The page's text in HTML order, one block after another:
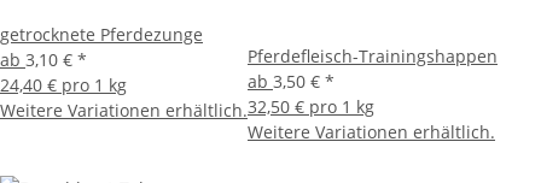
getrocknete Pferdezunge
ab 3,10 € *
24,40 € pro 1 kg
Weitere Variationen erhältlich.
Pferdefleisch-Trainingshappen
ab 3,50 € *
32,50 € pro 1 kg
Weitere Variationen erhältlich.